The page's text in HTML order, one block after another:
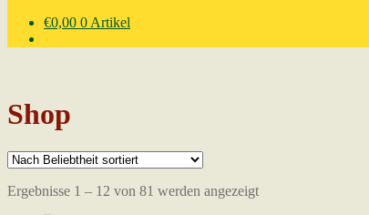
€0,00 0 Artikel
Shop
Ergebnisse 1 – 12 von 81 werden angezeigtNach